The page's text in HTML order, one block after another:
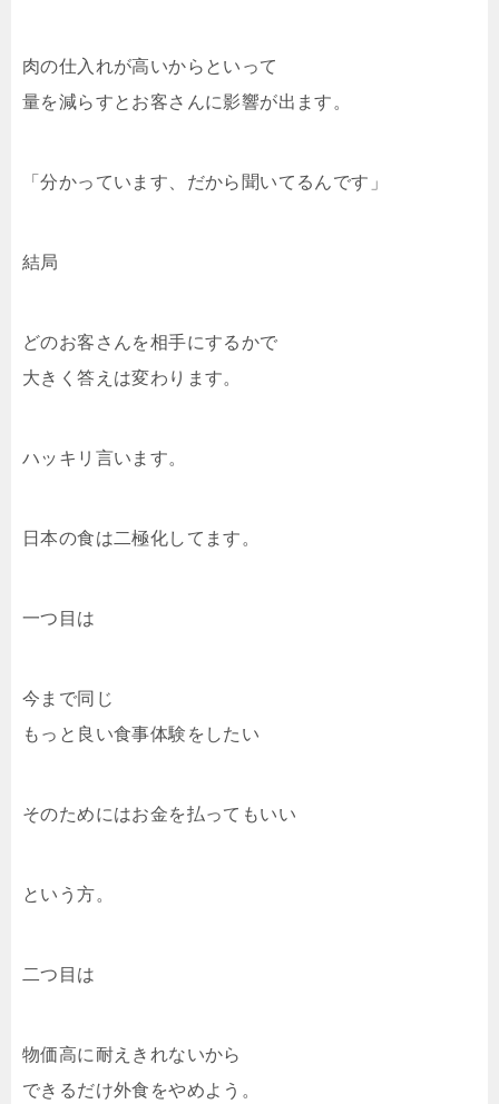
肉の仕入れが高いからといって
量を減らすとお客さんに影響が出ます。
「分かっています、だから聞いてるんです」
結局
どのお客さんを相手にするかで
大きく答えは変わります。
ハッキリ言います。
日本の食は二極化してます。
一つ目は
今まで同じ
もっと良い食事体験をしたい
そのためにはお金を払ってもいい
という方。
二つ目は
物価高に耐えきれないから
できるだけ外食をやめよう。